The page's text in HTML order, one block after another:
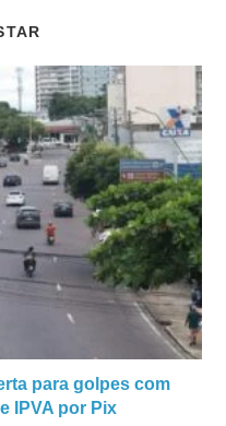
para golpes com
IPVA por Pix